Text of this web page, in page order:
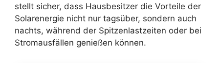
stellt sicher, dass Hausbesitzer die Vorteile der
Solarenergie nicht nur tagsüber, sondern auch
nachts, während der Spitzenlastzeiten oder bei
Stromausfällen genießen können.